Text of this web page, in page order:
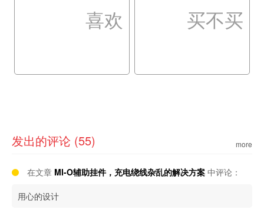
喜欢 买不买
发出的评论 (55) more
在文章 MI-O辅助挂件，充电绕线杂乱的解决方案 中评论：
用心的设计